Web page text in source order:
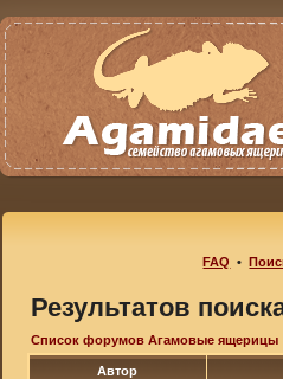
FAQ •
Результатов
Список форумов Агамовые ящерицы
Автор